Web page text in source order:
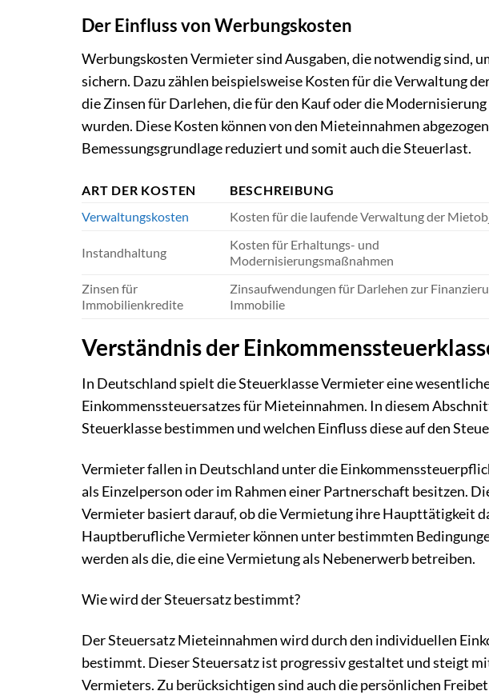
Der Einfluss von Werbungskosten
Werbungskosten Vermieter sind Ausgaben, die notwendig sind,
sichern. Dazu zählen beispielsweise Kosten für die Verwaltung
die Zinsen für Darlehen, die für den Kauf oder die
wurden. Diese Kosten können von den Mieteinnahmen
Bemessungsgrundlage reduziert und somit auch die Steuerlast.
ART DER KOSTEN BESCHREIBUNG
Verwaltungskosten
Kosten für die laufende Verwaltung der
Instandhaltung
Kosten für Erhaltungs- und
Modernisierungsmaßnahmen
Zinsen für
Immobilienkredite
Zinsaufwendungen für Darlehen zur
Immobilie
Verständnis der
In Deutschland spielt die Steuerklasse Vermieter eine
Einkommenssteuersatzes für Mieteinnahmen. In diesem
Steuerklasse bestimmen und welchen Einfluss diese auf den
Vermieter fallen in Deutschland unter die
als Einzelperson oder im Rahmen einer Partnerschaft besitzen.
Vermieter basiert darauf, ob die Vermietung ihre Haupttätigkeit
Hauptberufliche Vermieter können unter bestimmten
werden als die, die eine Vermietung als Nebenerwerb betreiben.
Wie wird der Steuersatz bestimmt?
Der Steuersatz Mieteinnahmen wird durch den individuellen
bestimmt. Dieser Steuersatz ist progressiv gestaltet und steigt
Vermieters. Zu berücksichtigen sind auch die persönlichen